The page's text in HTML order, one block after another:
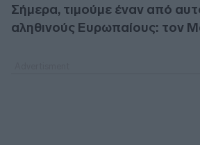
Σήμερα, τιμούμε έναν από
αληθινούς Ευρωπαίους: τον